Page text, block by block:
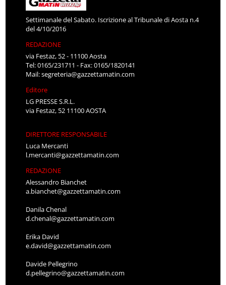
Settimanale del Sabato. Iscrizione al Tribunale di Aosta n.4
del 4/10/2016
REDAZIONE
via Festaz, 52 - 11100 Aosta
Tel: 0165/231711 - Fax: 0165/1820141
Mail:segreteria@gazzettamatin.com
Editore
LG PRESSE S.R.L.
via Festaz, 52 11100 AOSTA
DIRETTORE RESPONSABILE
Luca Mercanti
l.mercanti@gazzettamatin.com
REDAZIONE
Alessandro Bianchet
a.bianchet@gazzettamatin.com
Danila Chenal
d.chenal@gazzettamatin.com
Erika David
e.david@gazzettamatin.com
Davide Pellegrino
d.pellegrino@gazzettamatin.com